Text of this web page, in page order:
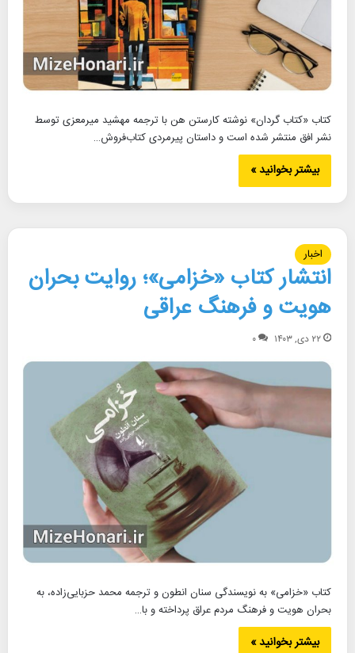
کتاب «کتاب گردان» نوشته کارستن هن با ترجمه مهشید میرمعزی توسط
نشر افق منتشر شده است و داستان پیرمردی کتاب‌فروش…
بیشتر بخوانید »
اخبار
انتشار کتاب «خزامی»؛ روایت بحران
هویت و فرهنگ عراقی
۲۲ دی, ۱۴۰۳ ۰
کتاب «خزامی» به نویسندگی سنان انطون و ترجمه محمد حزبایی‌زاده، به
بحران هویت و فرهنگ مردم عراق پرداخته و با…
بیشتر بخوانید »